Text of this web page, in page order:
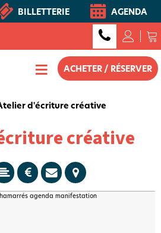
BILLETTERIE AGENDA
ACHETER / RÉSERVER
d'écriture créative
créative